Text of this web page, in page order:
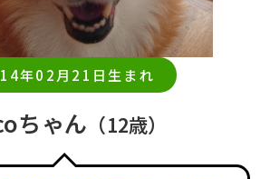
年02月21日生まれ
ちゃん （12歳）